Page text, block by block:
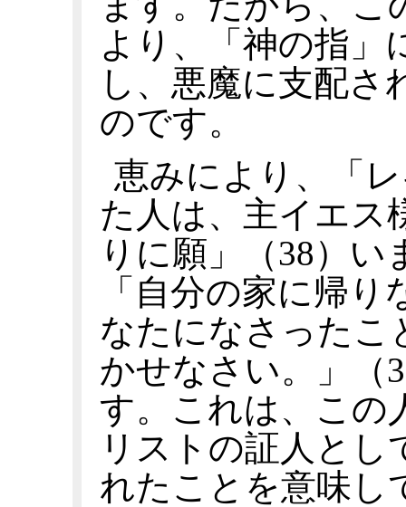
より、「神の指」
し、悪魔に支配さ
のです。
恵みにより、「
た人は、主イエス
りに願」（38）
「自分の家に帰
なたになさったこ
かせなさい。」（
す。これは、この
リストの証人と
れたことを意味し